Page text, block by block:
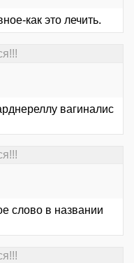
как это лечить.
вагиналис
слово в названии